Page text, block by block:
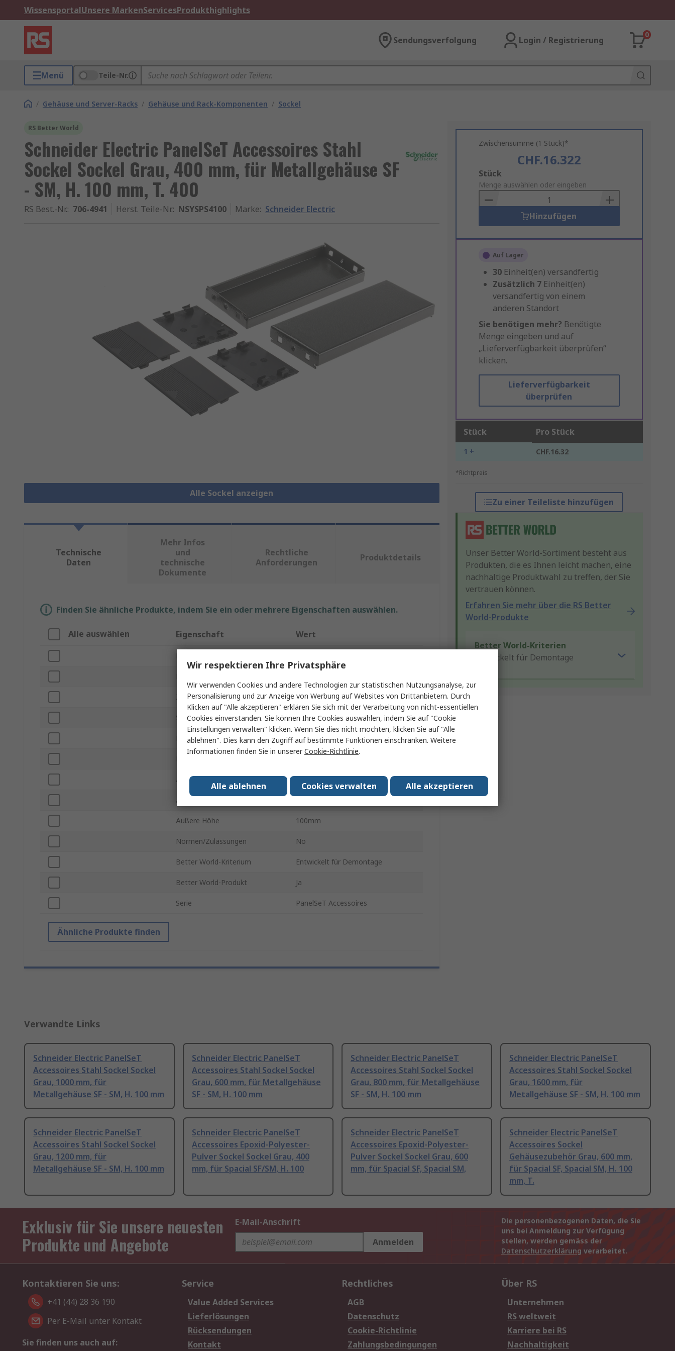
WissensportalUnsere MarkenServicesProdukthighlights
Sendungsverfolgung Login / Registrierung
0
Menü Teile-Nr.
/ Gehäuse und Server-Racks / Gehäuse und Rack-Komponenten / Sockel
RS Better World
Schneider Electric PanelSeT Accessoires Stahl
Sockel Sockel Grau, 400 mm, für Metallgehäuse SF
- SM, H. 100 mm, T. 400
RS Best.-Nr.: 706-4941 Herst. Teile-Nr.: NSYSPS4100 Marke: Schneider Electric
Alle Sockel anzeigen
Zwischensumme (1 Stück)*
CHF.16.322
Add
to
Basket
Stück
Menge auswählen oder eingeben
Hinzufügen
Auf Lager
30 Einheit(en) versandfertig
Zusätzlich 7 Einheit(en)
versandfertig von einem
anderen Standort
Sie benötigen mehr? Benötigte
Menge eingeben und auf
„Lieferverfügbarkeit überprüfen“
klicken.
Lieferverfügbarkeit
überprüfen
Stück Pro Stück
1 + CHF.16.32
*Richtpreis
Zu einer Teileliste hinzufügen
Unser Better World-Sortiment besteht aus
Produkten, die es Ihnen leicht machen, eine
nachhaltige Produktwahl zu treffen, der Sie
vertrauen können.
Erfahren Sie mehr über die RS Better
World-Produkte
Better World-Kriterien
Entwickelt für Demontage
Technische
Daten
Mehr Infos
und
technische
Dokumente
Rechtliche
Anforderungen
Produktdetails
Finden Sie ähnliche Produkte, indem Sie ein oder mehrere Eigenschaften auswählen.
Alle auswählen Eigenschaft Wert
Zur Verwendung mit Metallgehäuse SF - SM
Subtyp Sockel
Farbe Grau
Äußere Breite
Äußere Tiefe
Äußere Höhe 100mm
Normen/Zulassungen No
Better World-Kriterium Entwickelt für Demontage
Better World-Produkt Ja
Serie PanelSeT Accessoires
Ähnliche Produkte finden
Verwandte Links
Schneider Electric PanelSeT
Accessoires Stahl Sockel Sockel
Grau, 1000 mm, für
Metallgehäuse SF - SM, H. 100 mm
Schneider Electric PanelSeT
Accessoires Stahl Sockel Sockel
Grau, 600 mm, für Metallgehäuse
SF - SM, H. 100 mm
Schneider Electric PanelSeT
Accessoires Stahl Sockel Sockel
Grau, 800 mm, für Metallgehäuse
SF - SM, H. 100 mm
Schneider Electric PanelSeT
Accessoires Stahl Sockel Sockel
Grau, 1600 mm, für
Metallgehäuse SF - SM, H. 100 mm
Schneider Electric PanelSeT
Accessoires Stahl Sockel Sockel
Grau, 1200 mm, für
Metallgehäuse SF - SM, H. 100 mm
Schneider Electric PanelSeT
Accessoires Epoxid-Polyester-
Pulver Sockel Sockel Grau, 400
mm, für Spacial SF/SM, H. 100
Schneider Electric PanelSeT
Accessoires Epoxid-Polyester-
Pulver Sockel Sockel Grau, 600
mm, für Spacial SF, Spacial SM,
Schneider Electric PanelSeT
Accessoires Sockel
Gehäusezubehör Grau, 600 mm,
für Spacial SF, Spacial SM, H. 100
mm, T.
Exklusiv für Sie unsere neuesten
Produkte und Angebote
E-Mail-Anschrift
Anmelden
Die personenbezogenen Daten, die Sie
uns bei Anmeldung zur Verfügung
stellen, werden gemäss der
Datenschutzerklärung verarbeitet.
Kontaktieren Sie uns:
+41 (44) 28 36 190
Per E-Mail unter Kontakt
Sie finden uns auch auf:
Service
Value Added Services
Lieferlösungen
Rücksendungen
Kontakt
Rechtliches
AGB
Datenschutz
Cookie-Richtlinie
Zahlungsbedingungen
Über RS
Unternehmen
RS weltweit
Karriere bei RS
Nachhaltigkeit
Wir respektieren Ihre Privatsphäre
Wir verwenden Cookies und andere Technologien zur statistischen Nutzungsanalyse, zur
Personalisierung und zur Anzeige von Werbung auf Websites von Drittanbietern. Durch
Klicken auf "Alle akzeptieren" erklären Sie sich mit der Verarbeitung von nicht-essentiellen
Cookies einverstanden. Sie können Ihre Cookies auswählen, indem Sie auf "Cookie
Einstellungen verwalten" klicken. Wenn Sie dies nicht möchten, klicken Sie auf "Alle
ablehnen". Dies kann den Zugriff auf bestimmte Funktionen einschränken. Weitere
Informationen finden Sie in unsererCookie-Richtlinie.
Alle akzeptieren
Cookies verwalten
Alle ablehnen